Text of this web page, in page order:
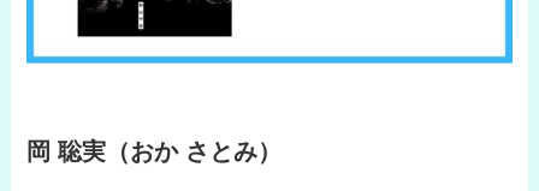
岡 聡実（おか さとみ）